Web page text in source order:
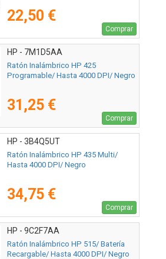
22,50 €
Comprar
HP - 7M1D5AA
Ratón Inalámbrico HP 425
Programable/ Hasta 4000 DPI/ Negro
31,25 €
Comprar
HP - 3B4Q5UT
Ratón Inalámbrico HP 435 Multi/
Hasta 4000 DPI/ Negro
34,75 €
Comprar
HP - 9C2F7AA
Ratón Inalámbrico HP 515/ Batería
Recargable/ Hasta 4000 DPI/ Negro